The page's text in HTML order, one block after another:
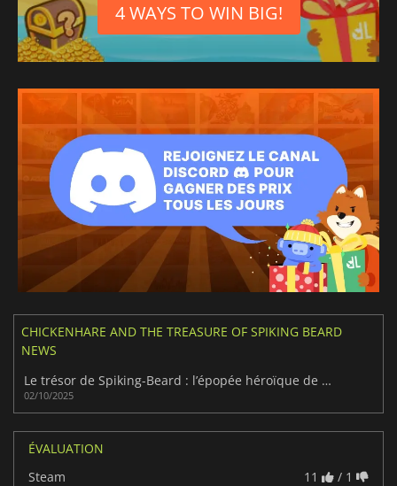
4 WAYS TO WIN BIG!
CHICKENHARE AND THE TREASURE OF SPIKING BEARD
NEWS
Le trésor de Spiking-Beard : l’épopée héroïque de Chickenhare
02/10/2025
ÉVALUATION
Steam
11 / 1